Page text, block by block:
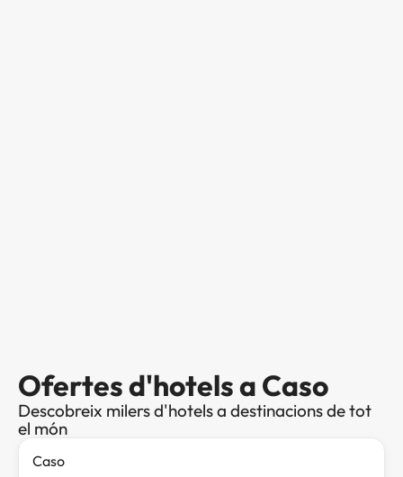
Ofertes d'hotels a Caso
Descobreix milers d'hotels a destinacions de tot
el món